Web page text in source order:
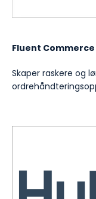
Fluent Commerce
Skaper raskere og